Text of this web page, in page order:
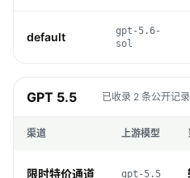
default
gpt-5.6-
sol
GPT 5.5 已收录 2 条公开记
渠道 上游模型
限时特价通道 gpt-5.5